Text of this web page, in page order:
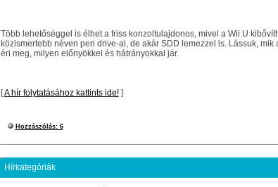
Több lehetőséggel is élhet a friss konzoltulajdonos, mivel a Wii U
közismertebb néven pen drive-al, de akár SDD lemezzel is. Lássuk,
éri meg, milyen előnyökkel és hátrányokkal jár.
[A hír folytatásához kattints ide!]
Hozzászólás: 6
Hírkategóriák